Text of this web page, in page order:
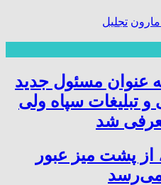
تجلیل
عنوان مسئول جدید
تبلیغات سپاه ولی
شد
از پشت میز عبور
می‌رسد